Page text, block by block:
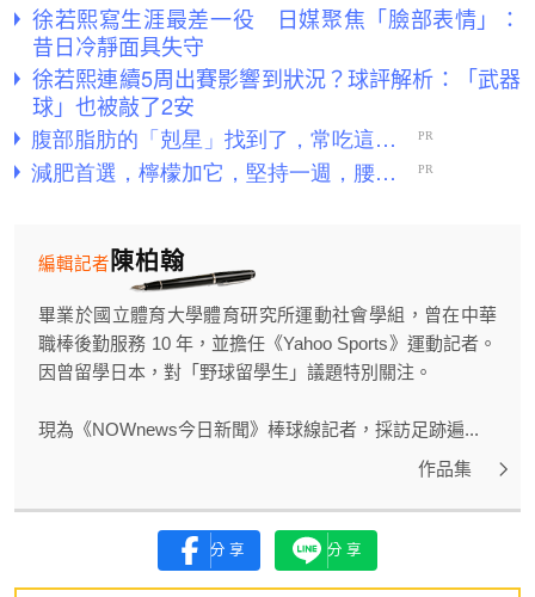
徐若熙寫生涯最差一役 日媒聚焦「臉部表情」：
昔日冷靜面具失守
徐若熙連續5周出賽影響到狀況？球評解析：「武器
球」也被敲了2安
陳柏翰
編輯記者
畢業於國立體育大學體育研究所運動社會學組，曾在中華
職棒後勤服務 10 年，並擔任《Yahoo Sports》運動記者。
因曾留學日本，對「野球留學生」議題特別關注。
現為《NOWnews今日新聞》棒球線記者，採訪足跡遍...
作品集
分享 分享